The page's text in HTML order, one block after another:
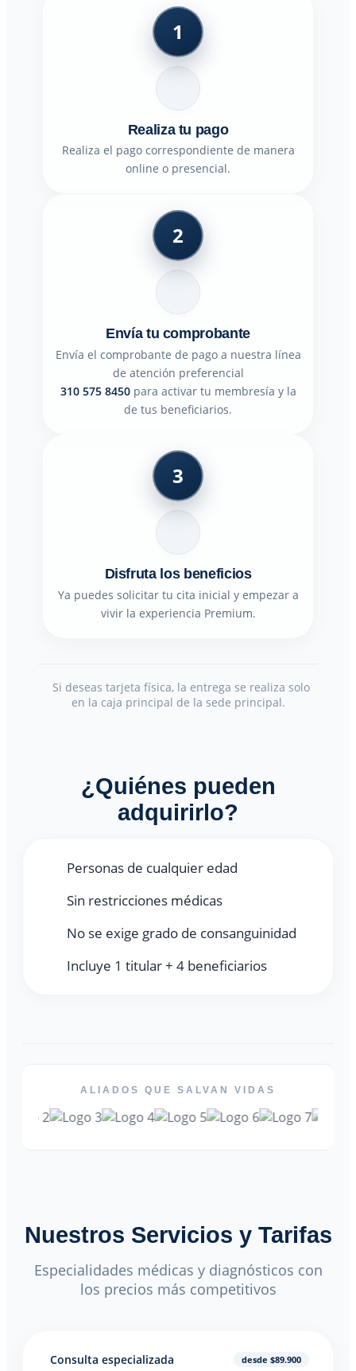
1
Realiza tu pago
Realiza el pago correspondiente de manera
online o presencial.
2
Envía tu comprobante
Envía el comprobante de pago a nuestra línea
de atención preferencial
310 575 8450para activar tu membresía y la
de tus beneficiarios.
3
Disfruta los beneficios
Ya puedes solicitar tu cita inicial y empezar a
vivir la experiencia Premium.
Si deseas tarjeta física, la entrega se realiza solo
en la caja principal de la sede principal.
¿Quiénes pueden
adquirirlo?
Personas de cualquier edad
Sin restricciones médicas
No se exige grado de consanguinidad
Incluye 1 titular + 4 beneficiarios
ALIADOS QUE SALVAN VIDAS
Nuestros Servicios y Tarifas
Especialidades médicas y diagnósticos con
los precios más competitivos
Consulta especializada desde $89.900